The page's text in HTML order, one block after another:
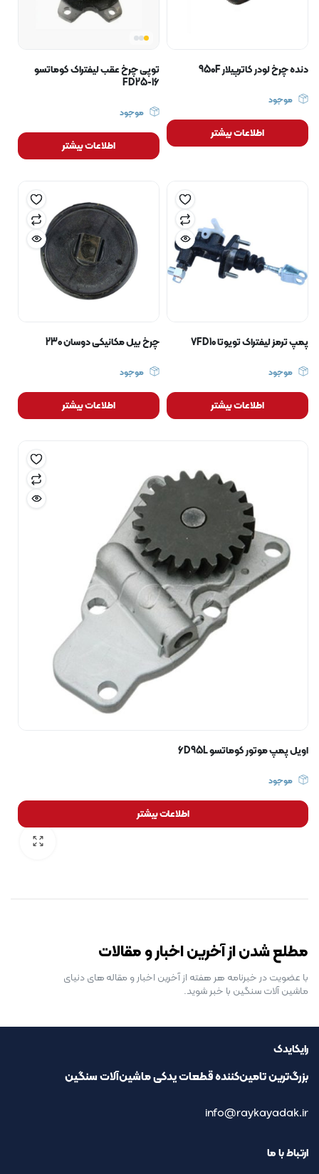
دنده چرخ لودر کاترپیلار 950F
موجود
اطلاعات بیشتر
توپی چرخ عقب لیفتراک کوماتسو
FD25-16
موجود
اطلاعات بیشتر
پمپ ترمز لیفتراک تویوتا 7FD10
موجود
اطلاعات بیشتر
چرخ بیل مکانیکی دوسان 230
موجود
اطلاعات بیشتر
اویل پمپ موتور کوماتسو 6D95L
موجود
اطلاعات بیشتر
مطلع شدن از آخرین اخبار و مقالات
با عضویت در خبرنامه هر هفته از آخرین اخبار و مقاله های دنیای
ماشین آلات سنگین با خبر شوید.
رایکایدک
بزرگ‌ترین تامین‌کننده قطعات یدکی ماشین‌آلات سنگین
info@raykayadak.ir
ارتباط با ما